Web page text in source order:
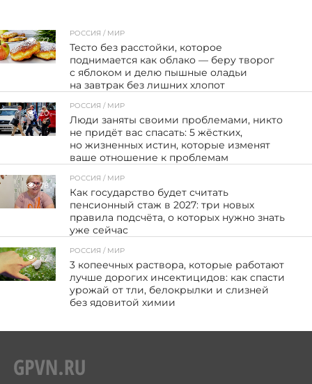
27
РОССИЯ / МИР
Тесто без расстойки, которое
поднимается как облако — беру творог
с яблоком и делю пышные оладьи
на завтрак без лишних хлопот
20
РОССИЯ / МИР
Люди заняты своими проблемами, никто
не придёт вас спасать: 5 жёстких,
но жизненных истин, которые изменят
ваше отношение к проблемам
78
РОССИЯ / МИР
Как государство будет считать
пенсионный стаж в 2027: три новых
правила подсчёта, о которых нужно знать
уже сейчас
62
РОССИЯ / МИР
3 копеечных раствора, которые работают
лучше дорогих инсектицидов: как спасти
урожай от тли, белокрылки и слизней
без ядовитой химии